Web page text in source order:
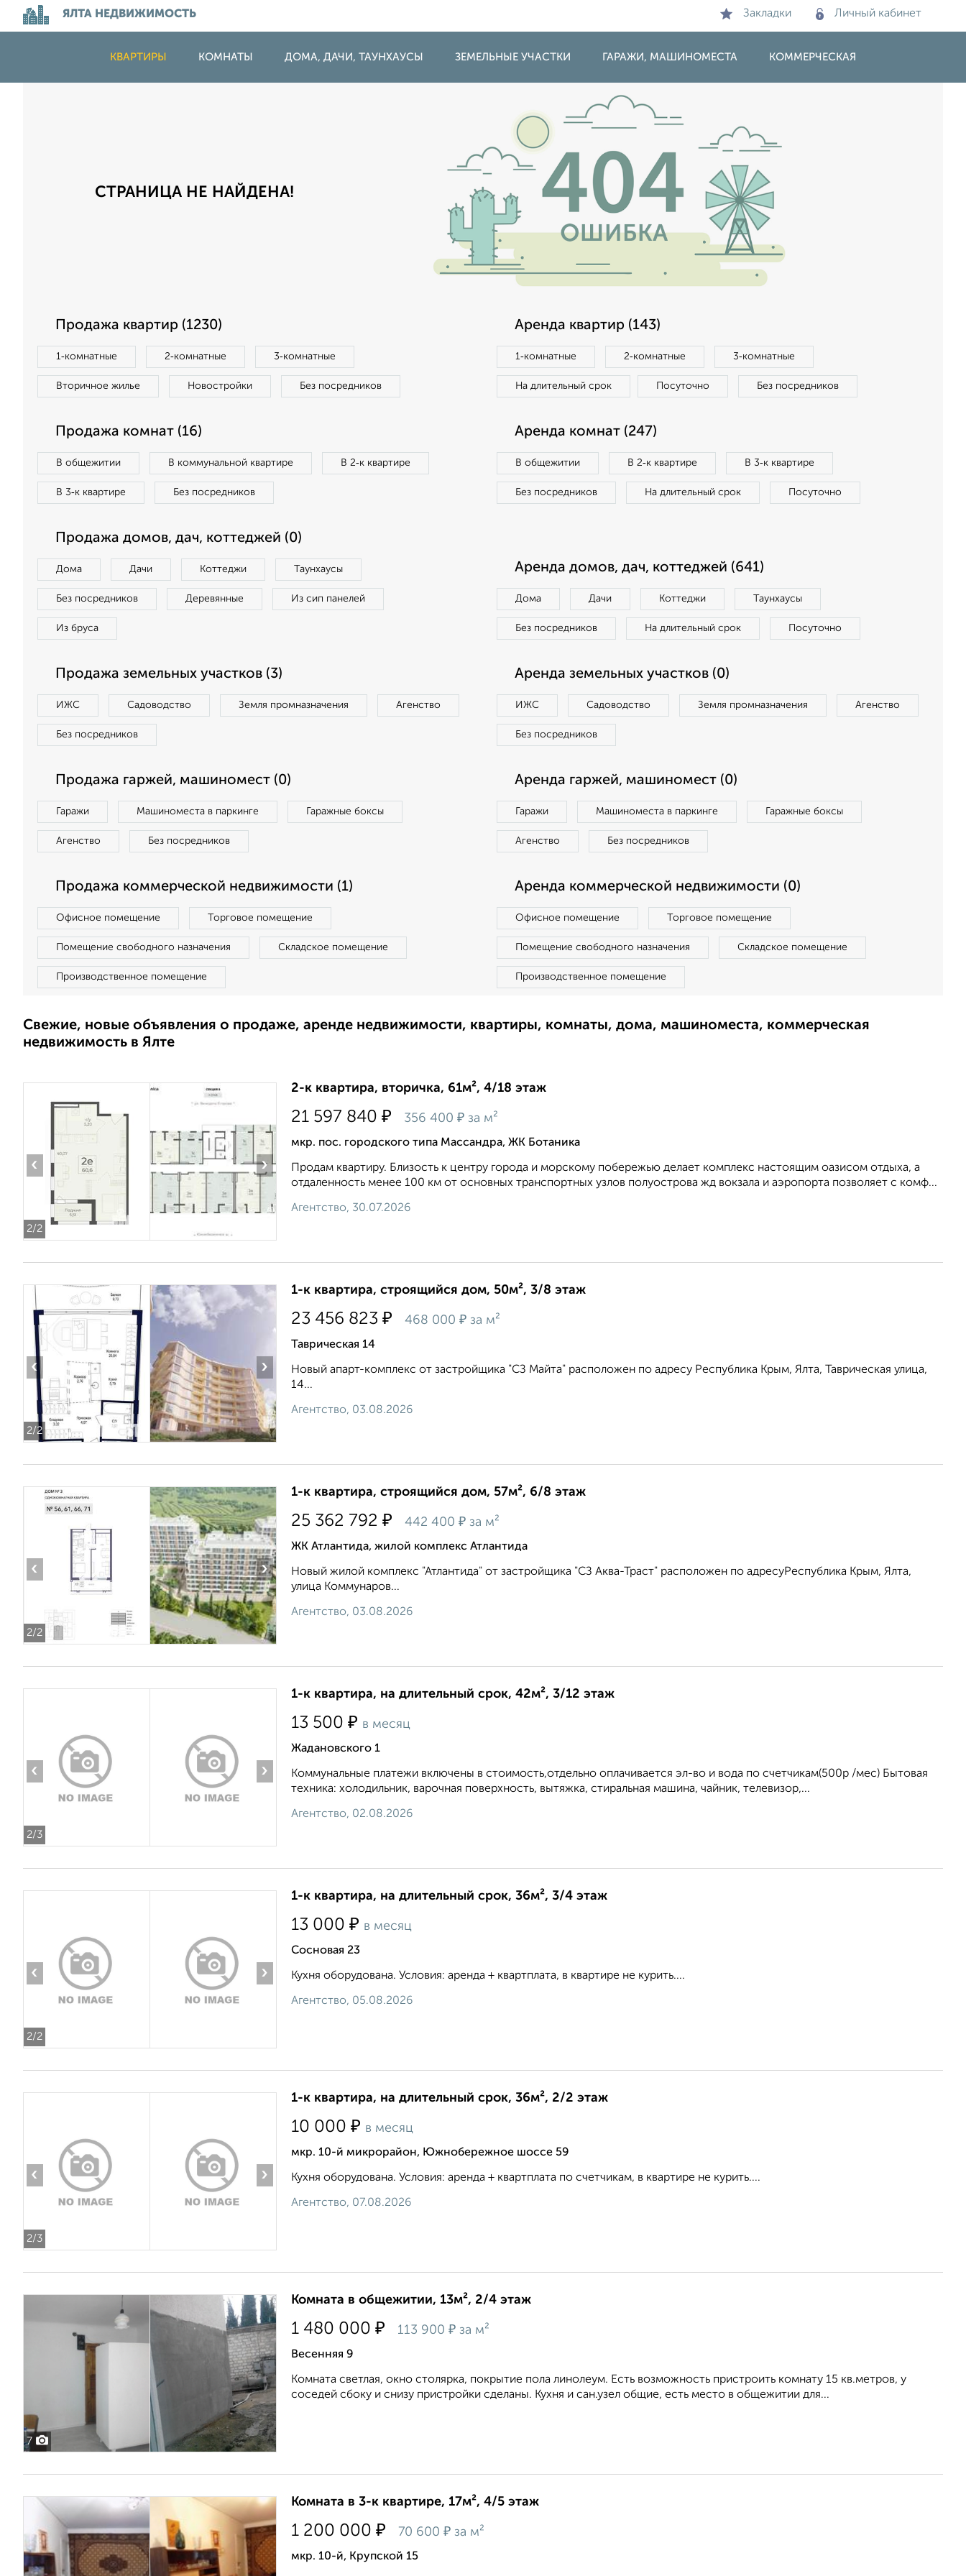
ЯЛТА НЕДВИЖИМОСТЬ Закладки Личный кабинет
КВАРТИРЫ КОМНАТЫ ДОМА, ДАЧИ, ТАУНХАУСЫ ЗЕМЕЛЬНЫЕ УЧАСТКИ ГАРАЖИ, МАШИНОМЕСТА КОММЕРЧЕСКАЯ
СТРАНИЦА НЕ НАЙДЕНА!
Продажа квартир (1230)
1‑комнатные 2‑комнатные 3‑комнатные
Вторичное жилье Новостройки Без посредников
Аренда квартир (143)
1‑комнатные 2‑комнатные 3‑комнатные
На длительный срок Посуточно Без посредников
Продажа комнат (16)
В общежитии В коммунальной квартире В 2‑к квартире
В 3‑к квартире Без посредников
Аренда комнат (247)
В общежитии В 2‑к квартире В 3‑к квартире
Без посредников На длительный срок Посуточно
Продажа домов, дач, коттеджей (0)
Дома Дачи Коттеджи Таунхаусы
Без посредников Деревянные Из сип панелей
Из бруса
Аренда домов, дач, коттеджей (641)
Дома Дачи Коттеджи Таунхаусы
Без посредников На длительный срок Посуточно
Продажа земельных участков (3)
ИЖС Садоводство Земля промназначения Агенство
Без посредников
Аренда земельных участков (0)
ИЖС Садоводство Земля промназначения Агенство
Без посредников
Продажа гаржей, машиномест (0)
Гаражи Машиноместа в паркинге Гаражные боксы
Агенство Без посредников
Аренда гаржей, машиномест (0)
Гаражи Машиноместа в паркинге Гаражные боксы
Агенство Без посредников
Продажа коммерческой недвижимости (1)
Офисное помещение Торговое помещение
Помещение свободного назначения Складское помещение
Производственное помещение
Аренда коммерческой недвижимости (0)
Офисное помещение Торговое помещение
Помещение свободного назначения Складское помещение
Производственное помещение
Свежие, новые объявления о продаже, аренде недвижимости, квартиры, комнаты, дома, машиноместа, коммерческая
недвижимость в Ялте
2/2
‹ ›
2-к квартира, вторичка, 61м², 4/18 этаж
21 597 840 ₽ 356 400 ₽ за м²
мкр. пос. городского типа Массандра, ЖК Ботаника
Продам квартиру. Близость к центру города и морскому побережью делает комплекс настоящим оазисом отдыха, а
отдаленность менее 100 км от основных транспортных узлов полуострова жд вокзала и аэропорта позволяет с комф...
Агентство, 30.07.2026
2/2
‹ ›
1-к квартира, строящийся дом, 50м², 3/8 этаж
23 456 823 ₽ 468 000 ₽ за м²
Таврическая 14
Новый апарт-комплекс от застройщика "СЗ Майта" расположен по адресу Республика Крым, Ялта, Таврическая улица,
14...
Агентство, 03.08.2026
2/2
‹ ›
1-к квартира, строящийся дом, 57м², 6/8 этаж
25 362 792 ₽ 442 400 ₽ за м²
ЖК Атлантида, жилой комплекс Атлантида
Новый жилой комплекс "Атлантида" от застройщика "СЗ Аква-Траст" расположен по адресуРеспублика Крым, Ялта,
улица Коммунаров...
Агентство, 03.08.2026
2/3
‹ ›
1-к квартира, на длительный срок, 42м², 3/12 этаж
13 500 ₽ в месяц
Жадановского 1
Коммунальные платежи включены в стоимость,отдельно оплачивается эл-во и вода по счетчикам(500р /мес) Бытовая
техника: холодильник, варочная поверхность, вытяжка, стиральная машина, чайник, телевизор,...
Агентство, 02.08.2026
2/2
‹ ›
1-к квартира, на длительный срок, 36м², 3/4 этаж
13 000 ₽ в месяц
Сосновая 23
Кухня оборудована. Условия: аренда + квартплата, в квартире не курить....
Агентство, 05.08.2026
2/3
‹ ›
1-к квартира, на длительный срок, 36м², 2/2 этаж
10 000 ₽ в месяц
мкр. 10-й микрорайон, Южнобережное шоссе 59
Кухня оборудована. Условия: аренда + квартплата по счетчикам, в квартире не курить....
Агентство, 07.08.2026
7
Комната в общежитии, 13м², 2/4 этаж
1 480 000 ₽ 113 900 ₽ за м²
Весенняя 9
Комната светлая, окно столярка, покрытие пола линолеум. Есть возможность пристроить комнату 15 кв.метров, у
соседей сбоку и снизу пристройки сделаны. Кухня и сан.узел общие, есть место в общежитии для...
Комната в 3-к квартире, 17м², 4/5 этаж
1 200 000 ₽ 70 600 ₽ за м²
мкр. 10-й, Крупской 15